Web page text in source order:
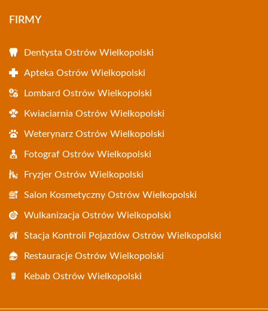
FIRMY
Dentysta Ostrów Wielkopolski
Apteka Ostrów Wielkopolski
Lombard Ostrów Wielkopolski
Kwiaciarnia Ostrów Wielkopolski
Weterynarz Ostrów Wielkopolski
Fotograf Ostrów Wielkopolski
Fryzjer Ostrów Wielkopolski
Salon Kosmetyczny Ostrów Wielkopolski
Wulkanizacja Ostrów Wielkopolski
Stacja Kontroli Pojazdów Ostrów Wielkopolski
Restauracje Ostrów Wielkopolski
Kebab Ostrów Wielkopolski